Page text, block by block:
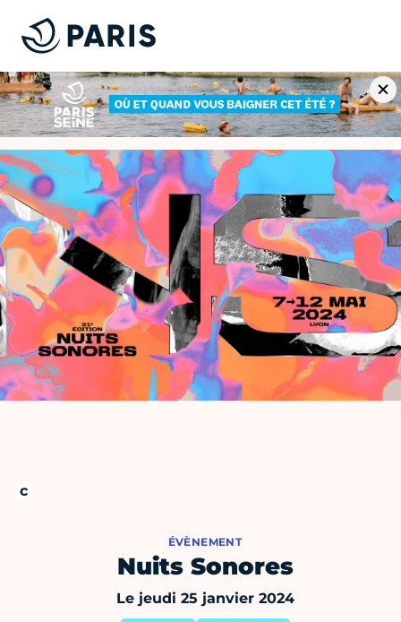
ÉVÈNEMENT
Nuits Sonores
Le jeudi 25 janvier 2024